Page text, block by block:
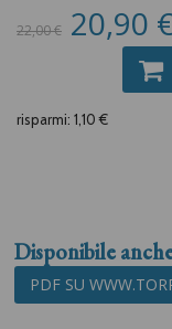
22,00 € 20,90
risparmi: 1,10 €
Disponibile
PDF SU